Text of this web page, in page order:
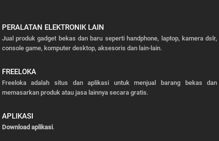
PERALATAN ELEKTRONIK LAIN
Jual produk gadget bekas dan baru seperti handphone, laptop, kamera dslr,
console game, komputer desktop, aksesoris dan lain-lain.
FREELOKA
Freeloka adalah situs dan aplikasi untuk menjual barang bekas dan
memasarkan produk atau jasa lainnya secara gratis.
APLIKASI
Download aplikasi.